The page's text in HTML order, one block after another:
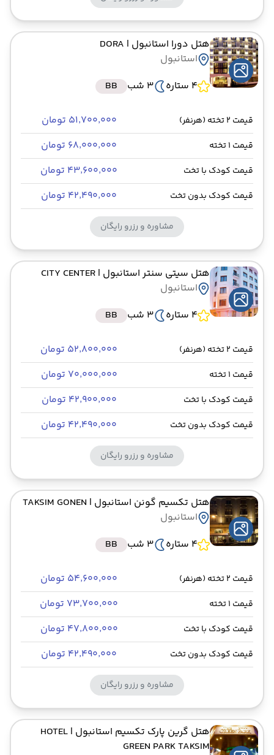
هتل دورا استانبول | DORA
استانبول
4 ستاره
3 شب BB
قیمت 2 تخته (هرنفر) ۵۱٬۷۰۰٬۰۰۰ تومان
قیمت 1 تخته ۶۸٬۰۰۰٬۰۰۰ تومان
قیمت کودک با تخت ۴۳٬۶۰۰٬۰۰۰ تومان
قیمت کودک بدون تخت ۴۲٬۴۹۰٬۰۰۰ تومان
مشاوره و رزرو رایگان
هتل سیتی سنتر استانبول | CITY CENTER
استانبول
4 ستاره
3 شب BB
قیمت 2 تخته (هرنفر) ۵۲٬۸۰۰٬۰۰۰ تومان
قیمت 1 تخته ۷۰٬۰۰۰٬۰۰۰ تومان
قیمت کودک با تخت ۴۲٬۹۰۰٬۰۰۰ تومان
قیمت کودک بدون تخت ۴۲٬۴۹۰٬۰۰۰ تومان
مشاوره و رزرو رایگان
هتل تکسیم گونن استانبول | TAKSIM GONEN
استانبول
4 ستاره
3 شب BB
قیمت 2 تخته (هرنفر) ۵۴٬۶۰۰٬۰۰۰ تومان
قیمت 1 تخته ۷۳٬۷۰۰٬۰۰۰ تومان
قیمت کودک با تخت ۴۷٬۸۰۰٬۰۰۰ تومان
قیمت کودک بدون تخت ۴۲٬۴۹۰٬۰۰۰ تومان
مشاوره و رزرو رایگان
هتل گرین پارک تکسیم استانبول | HOTEL
GREEN PARK TAKSIM